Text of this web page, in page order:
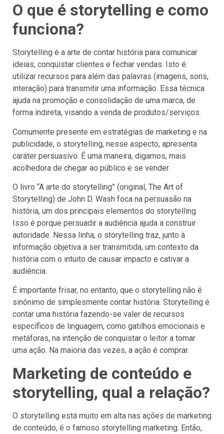
O que é storytelling e como
funciona?
Storytelling é a arte de contar história para comunicar
ideias, conquistar clientes e fechar vendas. Isto é:
utilizar recursos para além das palavras (imagens, sons,
interação) para transmitir uma informação. Essa técnica
ajuda na promoção e consolidação de uma marca, de
forma indireta, visando a venda de produtos/serviços.
Comumente presente em estratégias de marketing e na
publicidade, o storytelling, nesse aspecto, apresenta
caráter persuasivo. É uma maneira, digamos, mais
acolhedora de chegar ao público e se vender.
O livro “A arte do storytelling” (original, The Art of
Storytelling) de John D. Wash foca na persuasão na
história, um dos principais elementos do storytelling.
Isso é porque persuadir a audiência ajuda a construir
autoridade. Nessa linha, o storytelling traz, junto à
informação objetiva a ser transmitida, um contexto da
história com o intuito de causar impacto e cativar a
audiência.
É importante frisar, no entanto, que o storytelling não é
sinônimo de simplesmente contar história. Storytelling é
contar uma história fazendo-se valer de recursos
específicos de linguagem, como gatilhos emocionais e
metáforas, na intenção de conquistar o leitor a tomar
uma ação. Na maioria das vezes, a ação é comprar.
Marketing de conteúdo e
storytelling, qual a relação?
O storytelling está muito em alta nas ações de marketing
de conteúdo, é o famoso storytelling marketing. Então,